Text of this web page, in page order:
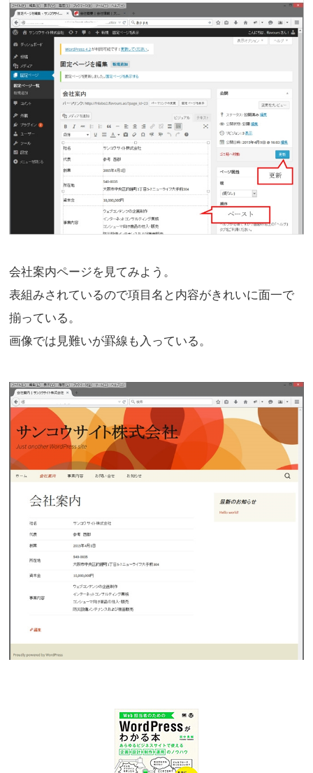
会社案内ページを見てみよう。
表組みされているので項目名と内容がきれいに面一で
揃っている。
画像では見難いが罫線も入っている。